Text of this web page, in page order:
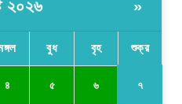
২০২৬ »
বুধ বৃহ শুক্র
৪ ৫ ৬ ৭